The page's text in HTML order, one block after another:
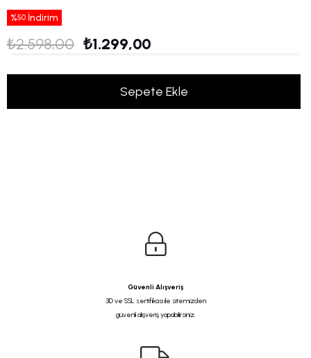
%50 İndirim
₺2.598,00 ₺1.299,00
Güvenli Alışveriş
3D ve SSL sertifikası ile sitemizden
güvenli alışveriş yapabilirsiniz.